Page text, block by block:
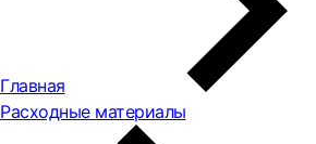
Главная
Расходные материалы